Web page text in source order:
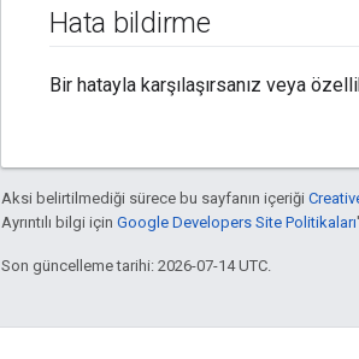
Hata bildirme
Bir hatayla karşılaşırsanız veya
Aksi belirtilmediği sürece bu sayfanın içeriği
Ayrıntılı bilgi için Google Developers Site Politikaları
Son güncelleme tarihi: 2026-07-14 UTC.